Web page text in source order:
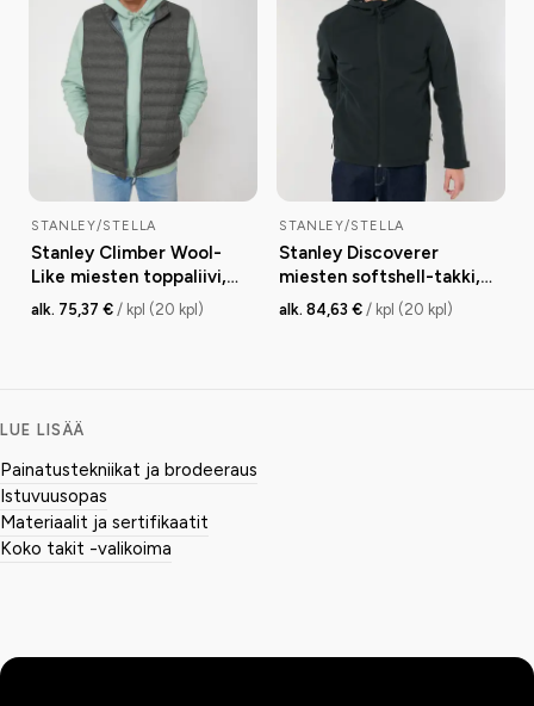
STANLEY/STELLA
Stanley Climber Wool-
Like miesten toppaliivi,
fitted, 140 g
alk. 75,37 € / kpl (20 kpl)
STANLEY/STELLA
Stanley Discoverer
miesten softshell-takki,
medium fit, 342 g
alk. 84,63 € / kpl (20 kpl)
LUE LISÄÄ
Painatustekniikat ja brodeeraus
Istuvuusopas
Materiaalit ja sertifikaatit
Koko takit -valikoima